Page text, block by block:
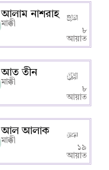
আলাম নাশরাহ
মাক্কী
৮
আয়াত
আত তীন
মাক্কী
৮
আয়াত
আল আলাক
মাক্কী
১৯
আয়াত